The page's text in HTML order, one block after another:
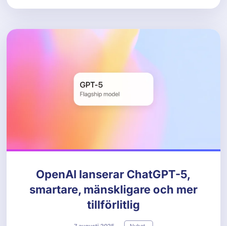
OpenAI lanserar ChatGPT-5,
smartare, mänskligare och mer
tillförlitlig